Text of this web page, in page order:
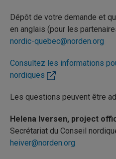
Dépôt de votre demande et
en anglais (pour les
nordic-quebec@norden.org
Consultez les informations
nordiques
Les questions peuvent être
Helena Iversen, project
Secrétariat du Conseil
heiver@norden.org